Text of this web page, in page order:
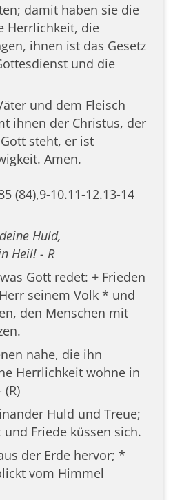
damit haben sie die
Herrlichkeit, die
ihnen ist das Gesetz
und die
und dem Fleisch
ihnen der Christus, der
steht, er ist
Amen.
(84),9-10.11-12.13-14
Huld,
Heil! - R
Gott redet: + Frieden
seinem Volk * und
den Menschen mit
nahe, die ihn
Herrlichkeit wohne in
Huld und Treue;
Friede küssen sich.
der Erde hervor; *
vom Himmel